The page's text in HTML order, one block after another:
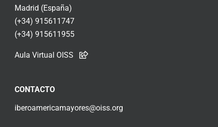
Madrid (España)
(+34) 915611747
(+34) 915611955
Aula Virtual OISS
CONTACTO
iberoamericamayores@oiss.org